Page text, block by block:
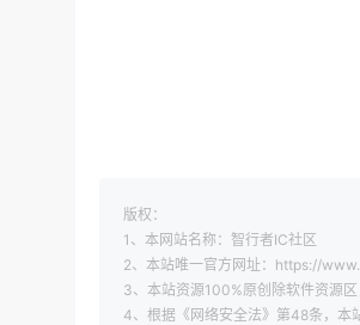
版权：
1、本网站名称：智行者IC社区
2、本站唯一官方网址：https://
3、本站资源100%原创除软件资源
4、根据《网络安全法》第48条，本